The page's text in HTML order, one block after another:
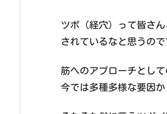
ツボ（経穴）って皆さ
されているなと思うの
筋へのアプローチとし
今では多種多様な要因